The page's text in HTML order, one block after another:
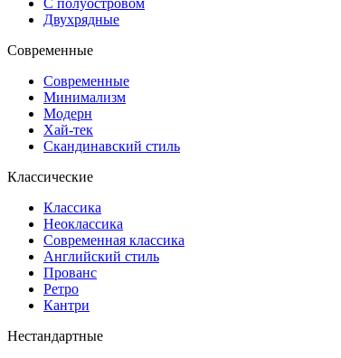
С полуостровом
Двухрядные
Современные
Современные
Минимализм
Модерн
Хай-тек
Скандинавский стиль
Классические
Классика
Неоклассика
Современная классика
Английский стиль
Прованс
Ретро
Кантри
Нестандартные